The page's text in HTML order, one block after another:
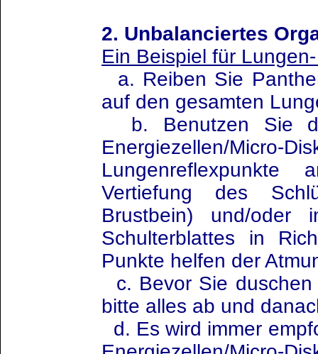
2. Unbalanciertes
Ein Beispiel für
a. Reiben Sie
auf den gesamten
b. Benutzen Sie
Energiezellen/
Lungenreflexpunkte
Vertiefung des
Brustbein) und/oder
Schulterblattes in
Punkte helfen der
c. Bevor Sie
bitte alles ab und
d. Es wird immer